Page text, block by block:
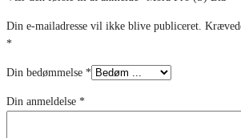
Din e-mailadresse vil ikke blive publiceret.
*
Din bedømmelse *
Din anmeldelse *